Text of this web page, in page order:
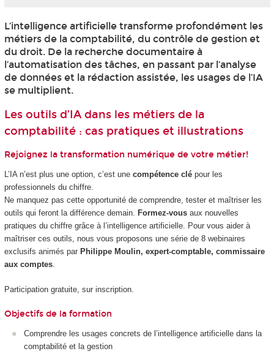
L’intelligence artificielle transforme profondément les
métiers de la comptabilité, du contrôle de gestion et
du droit. De la recherche documentaire à
l’automatisation des tâches, en passant par l’analyse
de données et la rédaction assistée, les usages de l’IA
se multiplient.
Les outils d’IA dans les métiers de la
comptabilité : cas pratiques et illustrations
Rejoignez la transformation numérique de votre métier!
L’IA n’est plus une option, c’est une compétence clé pour les
professionnels du chiffre.
Ne manquez pas cette opportunité de comprendre, tester et maîtriser les
outils qui feront la différence demain. Formez-vousaux nouvelles
pratiques du chiffre grâce à l’intelligence artificielle. Pour vous aider à
maîtriser ces outils, nous vous proposons une série de 8 webinaires
exclusifs animés par Philippe Moulin, expert-comptable, commissaire
aux comptes.
Participation gratuite, sur inscription.
Objectifs de la formation
Comprendre les usages concrets de l’intelligence artificielle dans la
comptabilité et la gestion